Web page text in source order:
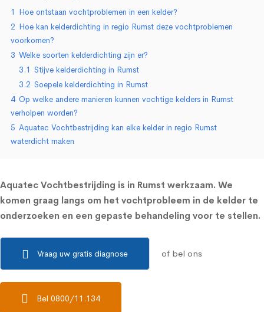
1 Hoe ontstaan vochtproblemen in een kelder?
2 Hoe kan kelderdichting in regio Rumst deze vochtproblemen
voorkomen?
3 Welke soorten kelderdichting zijn er?
3.1 Stijve kelderdichting in Rumst
3.2 Soepele kelderdichting in Rumst
4 Op welke andere manieren kunnen vochtige kelders in Rumst
verholpen worden?
5 Aquatec Vochtbestrijding kan elke kelder in regio Rumst
waterdicht maken
Aquatec Vochtbestrijding is in Rumst werkzaam. We
komen graag langs om het vochtprobleem in de kelder te
onderzoeken en een gepaste behandeling voor te stellen.
Vraag uw gratis diagnose of bel ons
Bel 0800/11.134